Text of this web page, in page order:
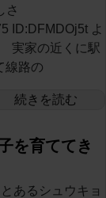
さ
ID:DFMDOj5t よ
実家の近くに駅
線路の
続きを読む
を育ててき
あるシュウキョ